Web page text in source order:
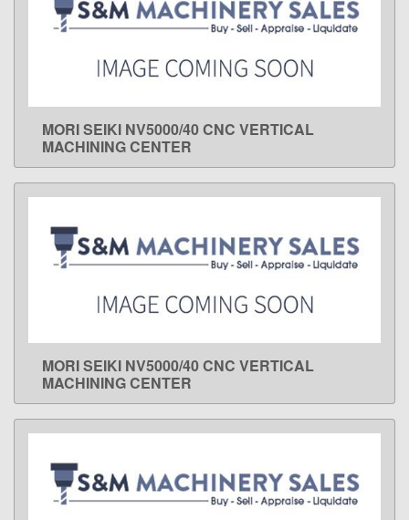
LEARN MORE
MORI SEIKI NV5000/40 CNC VERTICAL
MACHINING CENTER
LEARN MORE
MORI SEIKI NV5000/40 CNC VERTICAL
MACHINING CENTER